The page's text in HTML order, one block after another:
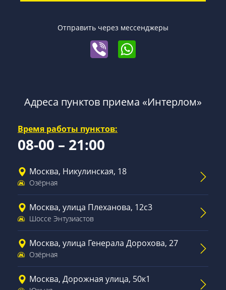
Отправить через мессенджеры
Адреса пунктов приема «Интерлом»
Время работы пунктов:
08-00 – 21:00
Москва, Никулинская, 18
Озёрная
Москва, улица Плеханова, 12с3
Шоссе Энтузиастов
Москва, улица Генерала Дорохова, 27
Озёрная
Москва, Дорожная улица, 50к1